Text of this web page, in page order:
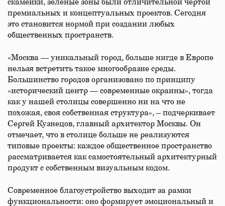
скамейки, зеленые зоны были отличительной чертой
премиальных и концептуальных проектов. Сегодня
это становится нормой при создании любых
общественных пространств.
«Москва — уникальный город, больше нигде в Европе
нельзя встретить такое многообразие среды.
Большинство городов организовано по принципу
«исторический центр — современные окраины», тогда
как у нашей столицы совершенно ни на что не
похожая, своя собственная структура», – подчеркивает
Сергей Кузнецов, главный архитектор Москвы. Он
отмечает, что в столице больше не реализуются
типовые проекты: каждое общественное пространство
рассматривается как самостоятельный архитектурный
продукт с собственным визуальным кодом.
Современное благоустройство выходит за рамки
функциональности: оно формирует эмоциональный и